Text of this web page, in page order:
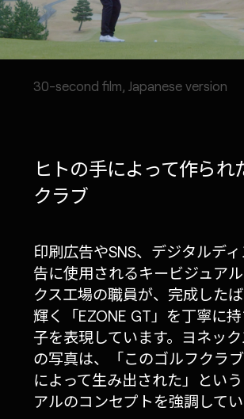
30-second film, Japanese version
ヒトの手によって作られ
クラブ
印刷広告やSNS、デジタルデ
告に使用されるキービジュア
クス工場の職員が、完成した
輝く「EZONE GT」を丁寧に
子を表現しています。ヨネッ
の写真は、「このゴルフクラ
によって生み出された」とい
アルのコンセプトを強調してい